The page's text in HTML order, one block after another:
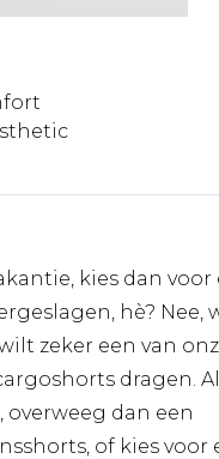
kies dan voor
hè? Nee,
zeker een van
dragen.
dan een
of kies voor